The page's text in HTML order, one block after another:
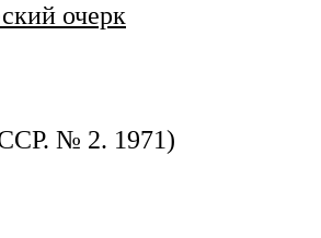
очерк
№ 2. 1971)